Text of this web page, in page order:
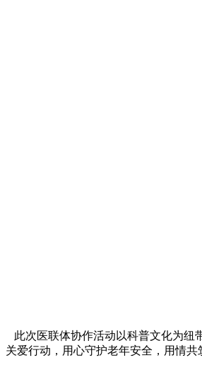
此次医联体协作活动以科普文化为纽
关爱行动，用心守护老年安全，用情共